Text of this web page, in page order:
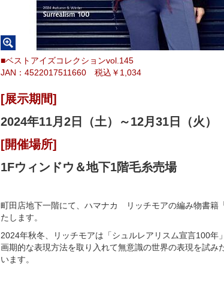
■ベストアイズコレクションvol.145
JAN：4522017511660 税込￥1,034
[展示期間]
2024年11月2日（土）～12月31日（火）
[開催場所]
1Fウィンドウ＆地下1階毛糸売場
町田店地下一階にて、ハマナカ リッチモアの編み物書籍
たします。
2024年秋冬、リッチモアは「シュルレアリスム宣言100年
画期的な表現方法を取り入れて無意識の世界の表現を試
います。